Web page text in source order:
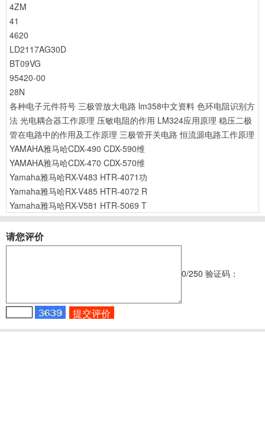
4ZM
41
4620
LD2117AG30D
BT09VG
95420-00
28N
各种电子元件符号 三极管放大电路 lm358中文资料 色环电阻识别方
法 光电耦合器工作原理 压敏电阻的作用 LM324应用原理 稳压二极
管在电路中的作用及工作原理 三极管开关电路 恒流源电路工作原理
YAMAHA雅马哈CDX-490 CDX-590维
YAMAHA雅马哈CDX-470 CDX-570维
Yamaha雅马哈RX-V483 HTR-4071功
Yamaha雅马哈RX-V485 HTR-4072 R
Yamaha雅马哈RX-V581 HTR-5069 T
请您评价
0/250 验证码：